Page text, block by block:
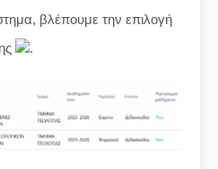
βλέπουμε την επιλογή
.